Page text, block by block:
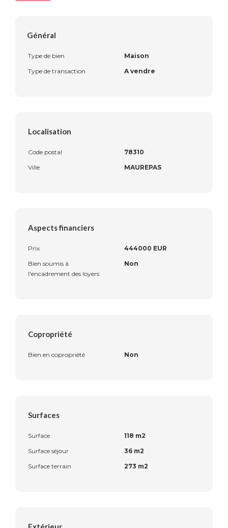
Général
Type de bien
Maison
Type de transaction
A vendre
Localisation
Code postal
78310
Ville
MAUREPAS
Aspects financiers
Prix
444000 EUR
Bien soumis à
l'encadrement des loyers
Non
Copropriété
Bien en copropriété Non
Surfaces
Surface
118 m2
Surface séjour
36 m2
Surface terrain
273 m2